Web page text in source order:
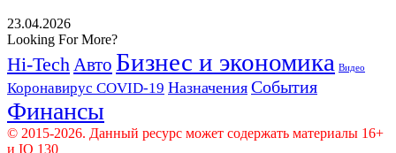
23.04.2026
Looking For More?
Hi-Tech Авто Бизнес и экономика Видео
Коронавирус COVID-19 Назначения События
Финансы
© 2015-2026. Данный ресурс может содержать материалы 16+
и IQ 130